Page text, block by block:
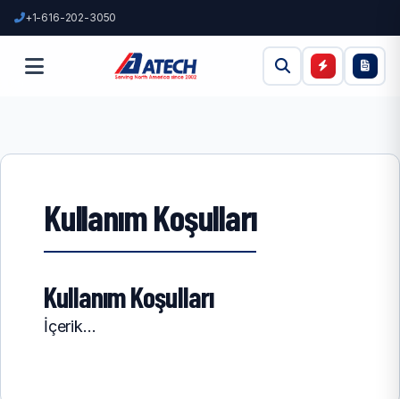
+1-616-202-3050
Kullanım Koşulları
Kullanım Koşulları
İçerik...